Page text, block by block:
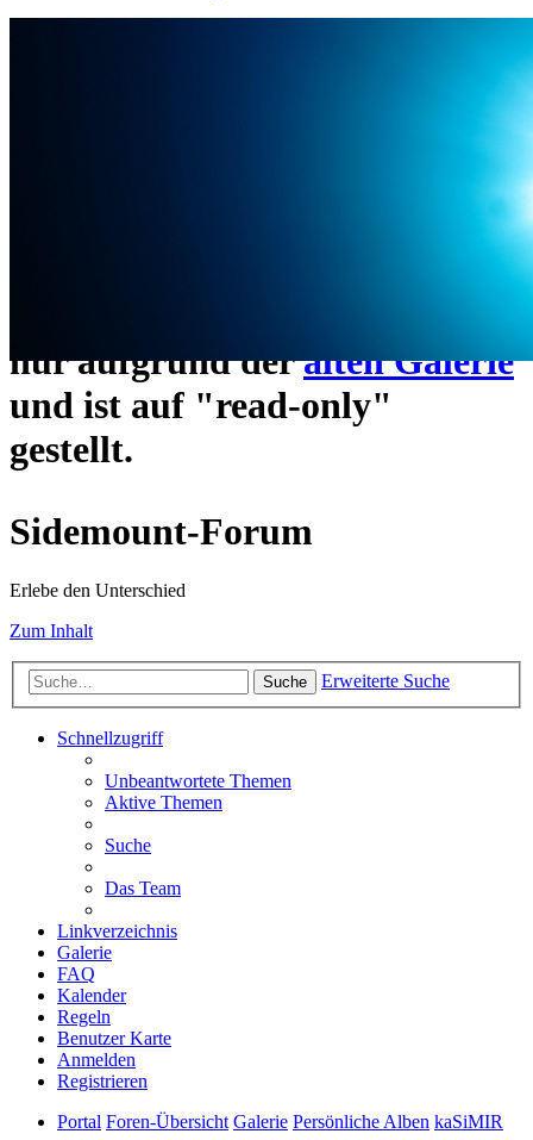
https://www.sidemount-
nur aufgrund deralten Galerie
und ist auf "read-only"
gestellt.
Sidemount-Forum
Erlebe den Unterschied
Zum Inhalt
Suche Erweiterte Suche
Schnellzugriff
Unbeantwortete Themen
Aktive Themen
Suche
Das Team
Linkverzeichnis
Galerie
FAQ
Kalender
Regeln
Benutzer Karte
Anmelden
Registrieren
Portal Foren-Übersicht Galerie Persönliche Alben kaSiMIR